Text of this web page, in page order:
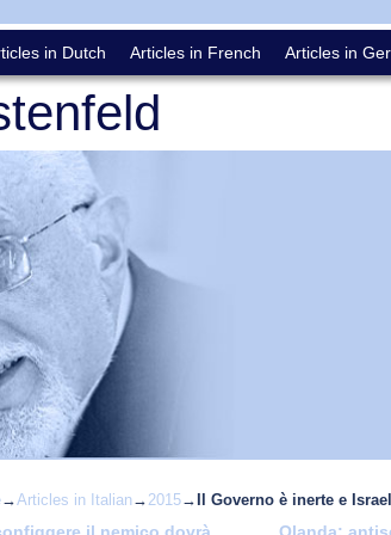
in Dutch Articles in French Articles in
→Articles in Italian→ 2015→ Il Governo è inerte e